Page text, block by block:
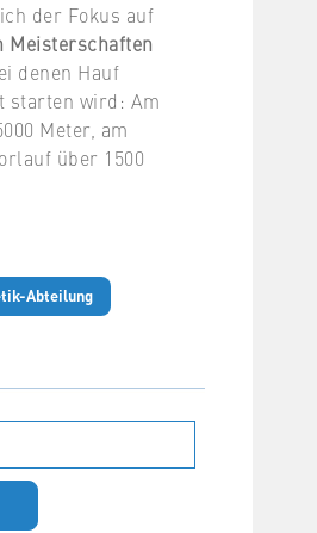
der Fokus auf
Meisterschaften
denen Hauf
starten wird: Am
Meter, am
über 1500
Abteilung